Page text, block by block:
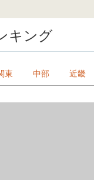
キング
東 中部 近畿